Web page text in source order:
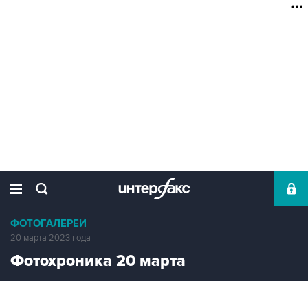
ФОТОГАЛЕРЕИ
20 марта 2023 года
Фотохроника 20 марта